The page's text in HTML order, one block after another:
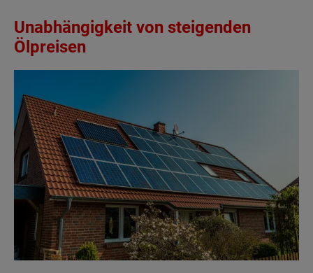
Unabhängigkeit von steigenden
Ölpreisen